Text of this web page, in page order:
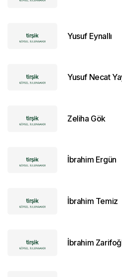
Yusuf Eynallı
Yusuf Necat
Zeliha Gök
İbrahim Ergün
İbrahim Temiz
İbrahim